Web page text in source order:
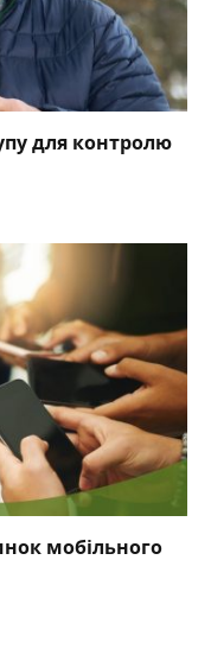
для контролю
мобільного